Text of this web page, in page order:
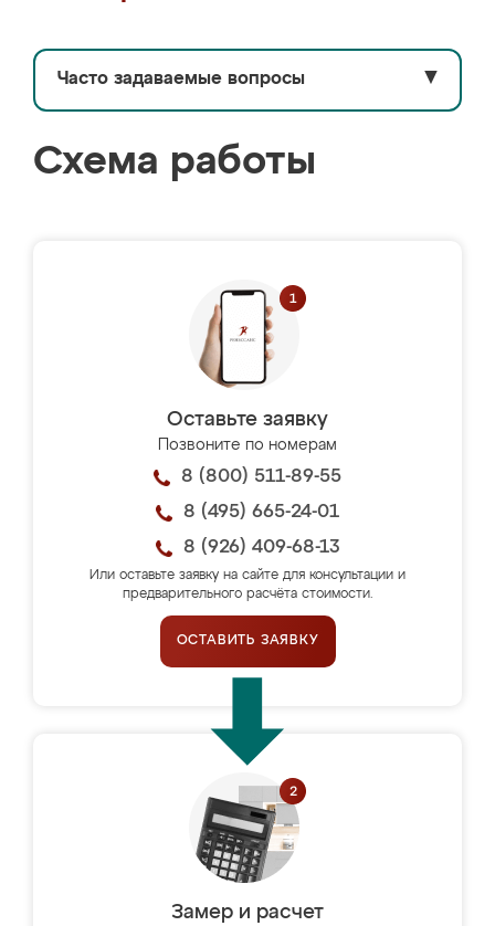
Часто задаваемые вопросы ▼
Схема работы
Оставьте заявку
Позвоните по номерам
8 (800) 511-89-55
8 (495) 665-24-01
8 (926) 409-68-13
Или оставьте заявку на сайте для консультации и
предварительного расчёта стоимости.
ОСТАВИТЬ ЗАЯВКУ
Замер и расчет